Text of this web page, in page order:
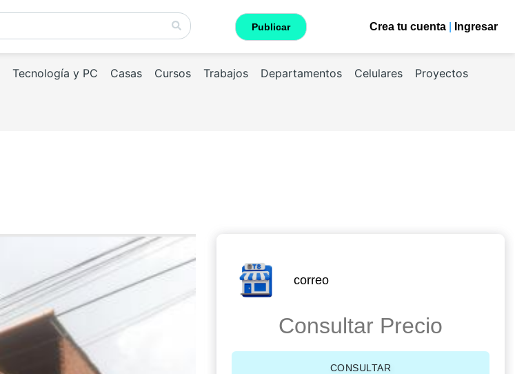
Publicar Crea tu cuenta| Ingresar
Tecnología y PC Casas Cursos Trabajos Departamentos Celulares Proyectos
correo
Consultar Precio
CONSULTAR